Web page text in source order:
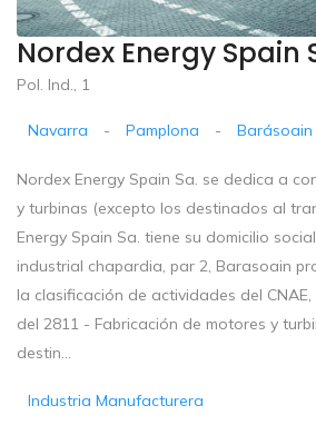
Nordex Energy Spain
Pol. Ind., 1
Navarra - Pamplona - Barásoain
Nordex Energy Spain Sa. se dedica a
y turbinas (excepto los destinados al
Energy Spain Sa. tiene su domicilio
industrial chapardia, par 2, Barasoain
la clasificación de actividades del
del 2811 - Fabricación de motores y
destin...
Industria Manufacturera